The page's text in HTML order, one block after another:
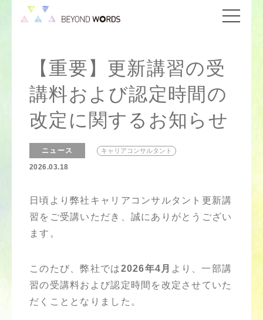
【重要】更新講習の受
講料および認定時間の
改定に関するお知らせ
ニュース キャリアコンサルタント
2026.03.18
日頃より弊社キャリアコンサルタント更新講
習をご受講いただき、誠にありがとうござい
ます。
このたび、弊社では2026年4月 より、一部講
習の受講料および認定時間を改定させていた
だくこととなりました。